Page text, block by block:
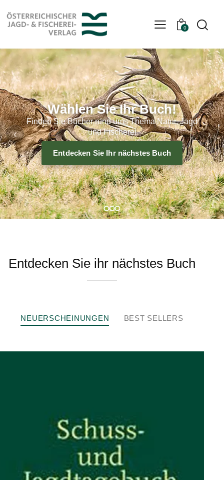
0
Wählen Sie Ihr Buch!
Finden Sie Bücher rund ums Thema Natur, Jagd
und Fischerei
Entdecken Sie Ihr nächstes Buch
‹ ›
Entdecken Sie ihr nächstes Buch
NEUERSCHEINUNGEN BEST SELLERS